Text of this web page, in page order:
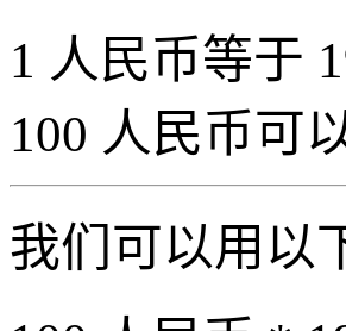
1 人民币等于
100 人民币可
我们可以用以